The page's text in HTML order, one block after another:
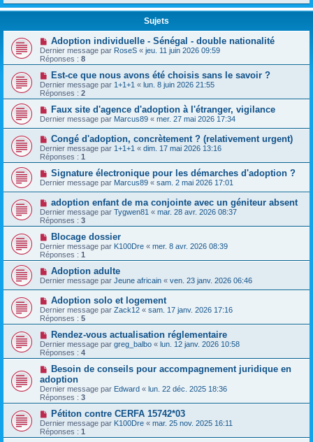
Sujets
Adoption individuelle - Sénégal - double nationalité
Dernier message par RoseS « jeu. 11 juin 2026 09:59
Réponses : 8
Est-ce que nous avons été choisis sans le savoir ?
Dernier message par 1+1+1 « lun. 8 juin 2026 21:55
Réponses : 2
Faux site d'agence d'adoption à l'étranger, vigilance
Dernier message par Marcus89 « mer. 27 mai 2026 17:34
Congé d'adoption, concrètement ? (relativement urgent)
Dernier message par 1+1+1 « dim. 17 mai 2026 13:16
Réponses : 1
Signature électronique pour les démarches d'adoption ?
Dernier message par Marcus89 « sam. 2 mai 2026 17:01
adoption enfant de ma conjointe avec un géniteur absent
Dernier message par Tygwen81 « mar. 28 avr. 2026 08:37
Réponses : 3
Blocage dossier
Dernier message par K100Dre « mer. 8 avr. 2026 08:39
Réponses : 1
Adoption adulte
Dernier message par Jeune africain « ven. 23 janv. 2026 06:46
Adoption solo et logement
Dernier message par Zack12 « sam. 17 janv. 2026 17:16
Réponses : 5
Rendez-vous actualisation réglementaire
Dernier message par greg_balbo « lun. 12 janv. 2026 10:58
Réponses : 4
Besoin de conseils pour accompagnement juridique en
adoption
Dernier message par Edward « lun. 22 déc. 2025 18:36
Réponses : 3
Pétiton contre CERFA 15742*03
Dernier message par K100Dre « mar. 25 nov. 2025 16:11
Réponses : 1